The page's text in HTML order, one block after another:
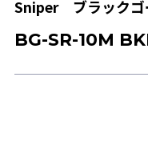
Sniper ブラックゴ
BG-SR-10M